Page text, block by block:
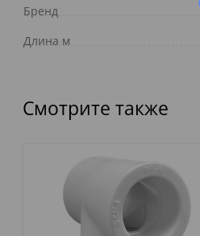
Бренд
Длина м
Смотрите также